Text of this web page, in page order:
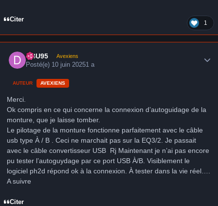
Citer 1
DBU95 Avexiens
Posté(e) 10 juin 20251 a
AUTEUR AVEXIENS
Merci.
Ok compris en ce qui concerne la connexion d’autoguidage de la
monture, que je laisse tomber.
Le pilotage de la monture fonctionne parfaitement avec le câble
usb type À / B . Ceci ne marchait pas sur la EQ3/2. Je passait
avec le câble convertisseur USB Rj Maintenant je n’ai pas encore
pu tester l’autoguydage par ce port USB À/B. Visiblement le
logiciel ph2d répond ok à la connexion. À tester dans la vie réel….
A suivre
Citer